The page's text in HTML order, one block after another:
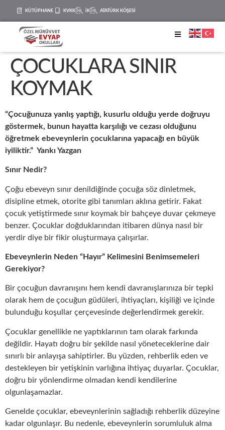
KÜTÜPHANE KVKK İK ATATÜRK KÖŞESİ
ÇOCUKLARA SINIR
KOYMAK
“Çocuğunuza yanlış yaptığı, kusurlu olduğu yerde doğruyu
göstermek, bunun hayatta karşılığı ve cezası olduğunu
öğretmek ebeveynlerin çocuklarına yapacağı en büyük
iyiliktir.” Yankı Yazgan
Sınır Nedir?
Çoğu ebeveyn sınır denildiğinde çocuğa söz dinletmek,
disipline etmek, otorite gibi tanımları aklına getirir. Fakat
çocuk yetiştirmede sınır koymak bir bahçeye duvar çekmeye
benzer. Çocuklar doğduklarından itibaren dünya nasıl bir
yerdir diye bir fikir oluşturmaya çalışırlar.
Ebeveynlerin Neden “Hayır” Kelimesini Benimsemeleri
Gerekiyor?
Bir çocuğun davranışını hem kendi davranışlarınıza bir tepki
olarak hem de çocuğun güdüleri, ihtiyaçları, kişiliği ve içinde
bulunduğu koşullar çerçevesinde değerlendirmek gerekir.
Çocuklar genellikle ne yaptıklarının tam olarak farkında
değildir. Hayatı doğru bir şekilde nasıl yöneteceklerine dair
sınırlı bir anlayışa sahiptirler. Bu yüzden, rehberlik eden ve
destekleyen bir yetişkinin varlığına ihtiyaç duyarlar. Çocuklar,
doğru bir yönlendirme olmadan kendi kendilerine
olgunlaşamazlar.
Genelde çocuklar, ebeveynlerinin sağladığı rehberlik düzeyine
kadar olgunlaşır. Bu nedenle, ebeveynlerin sorumluluk alma